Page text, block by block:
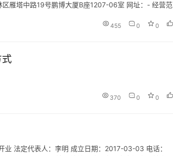
雁塔中路19号鹏博大厦B座1207-06室 网址：- 经营范
455 0 0
370 0 0
法定代表人：李明 成立日期：2017-03-03 电话：